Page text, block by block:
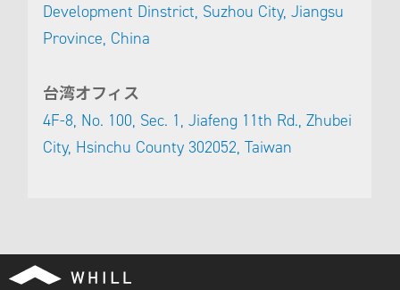
Development Dinstrict, Suzhou City, Jiangsu
Province, China
台湾オフィス
4F-8, No. 100, Sec. 1, Jiafeng 11th Rd., Zhubei
City, Hsinchu County 302052, Taiwan